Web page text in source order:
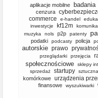
aplikacje mobilne badania
cenzura
commerce
e-handel
inwestycje kf12m
muzyka nols p2p patenty
podatki podcasty policja
autorskie prawo
przeglądarki
przejęcia
społecznościowe
sklepy
sprzedaż
startupy
komórkowe
urządzenia
finansowe
wyszukiwarki